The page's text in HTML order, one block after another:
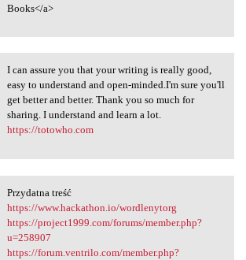
Books</a>
can assure you that your
I can assure you that your writing is really good,
easy to understand and open-minded.I'm sure you'll
get better and better. Thank you so much for
sharing. I understand and learn a lot.
https://totowho.com
treść
Przydatna treść
https://www.hackathon.io/wordlenytorg
https://project1999.com/forums/member.php?
u=258907
https://forum.ventrilo.com/member.php?